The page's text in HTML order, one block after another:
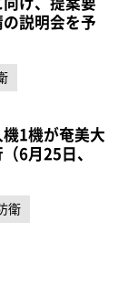
説明会を予
1機が奄美大
6月25日、
衛